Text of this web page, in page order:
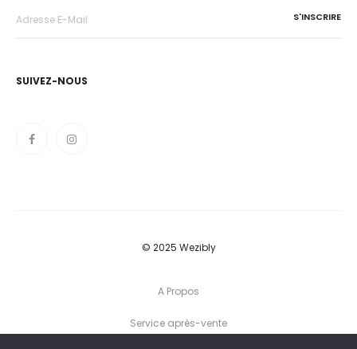
SUIVEZ-NOUS
© 2025 Wezibly
A Propos
Service après-vente